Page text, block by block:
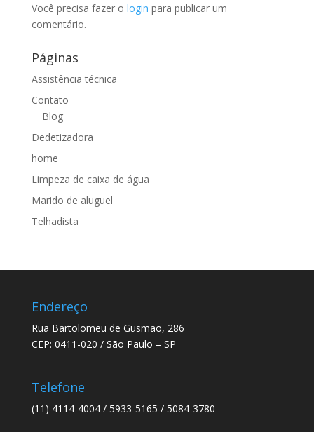
Você precisa fazer o login para publicar um
comentário.
Páginas
Assistência técnica
Contato
Blog
Dedetizadora
home
Limpeza de caixa de água
Marido de aluguel
Telhadista
Endereço
Rua Bartolomeu de Gusmão, 286
CEP: 0411-020 / São Paulo – SP
Telefone
(11) 4114-4004 / 5933-5165 / 5084-3780